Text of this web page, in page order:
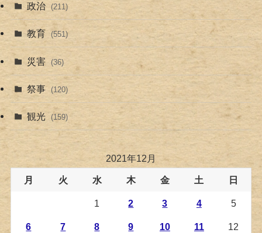
政治 (211)
教育 (551)
災害 (36)
祭事 (120)
観光 (159)
2021年12月
月 火 水 木 金 土 日
1 2 3 4 5
6 7 8 9 10 11 12